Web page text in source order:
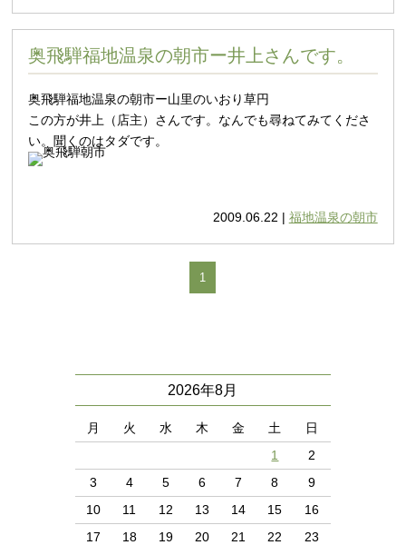
奥飛騨福地温泉の朝市ー井上さんです。
奥飛騨福地温泉の朝市ー山里のいおり草円
この方が井上（店主）さんです。なんでも尋ねてみてくださ
い。聞くのはタダです。
2009.06.22 | 福地温泉の朝市
1
2026年8月
月 火 水 木 金 土 日
1
2
3
4 5 6 7 8
9
10
11 12 13 14 15
16
17
18 19 20 21 22
23